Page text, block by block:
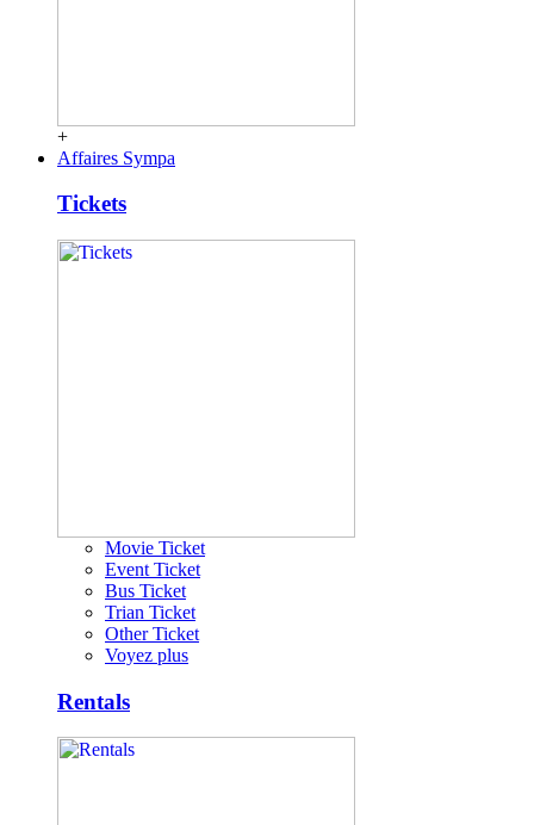
+
Affaires Sympa
Tickets
Movie Ticket
Event Ticket
Bus Ticket
Trian Ticket
Other Ticket
Voyez plus
Rentals